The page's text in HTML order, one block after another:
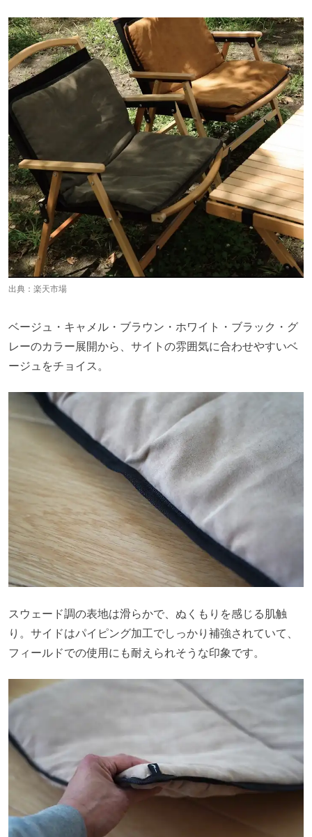
出典： 楽天市場
ベージュ・キャメル・ブラウン・ホワイト・ブラック・グ
レーのカラー展開から、サイトの雰囲気に合わせやすいベ
ージュをチョイス。
スウェード調の表地は滑らかで、ぬくもりを感じる肌触
り。サイドはパイピング加工でしっかり補強されていて、
フィールドでの使用にも耐えられそうな印象です。